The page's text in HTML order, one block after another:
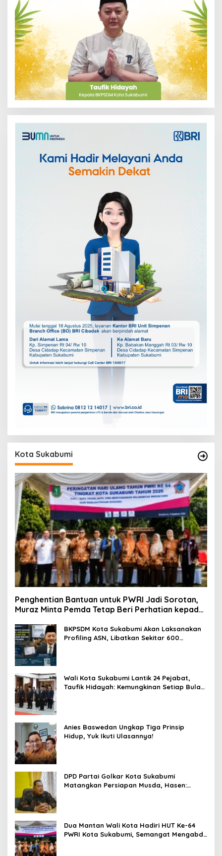
Kota Sukabumi
Penghentian Bantuan untuk PWRI Jadi Sorotan,
Muraz Minta Pemda Tetap Beri Perhatian kepada
BKPSDM Kota Sukabumi Akan Laksanakan
Profiling ASN, Libatkan Sekitar 600
Wali Kota Sukabumi Lantik 24 Pejabat,
Taufik Hidayah: Kemungkinan Setiap Bulan
Anies Baswedan Ungkap Tiga Prinsip
Hidup, Yuk Ikuti Ulasannya!
DPD Partai Golkar Kota Sukabumi
Matangkan Persiapan Musda, Hasen:
Dua Mantan Wali Kota Hadiri HUT Ke-64
PWRI Kota Sukabumi, Semangat Mengabdi